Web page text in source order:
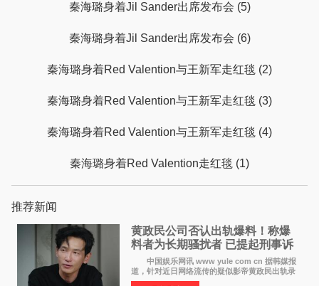
秦海璐身着Jil Sander出席发布会 (5)
秦海璐身着Jil Sander出席发布会 (6)
秦海璐身着Red Valention与王新军走红毯 (2)
秦海璐身着Red Valention与王新军走红毯 (3)
秦海璐身着Red Valention与王新军走红毯 (4)
秦海璐身着Red Valention走红毯 (1)
推荐新闻
黄政民公司否认出轨爆料！称爆
料者为长期骚扰者 已提起刑事诉
中国娱乐网讯 www yule com cn 据韩媒报
道，针对近日网络流传的疑似影帝黄政民出轨录
音及短信爆料，黄政民所属经纪公司于今日正式